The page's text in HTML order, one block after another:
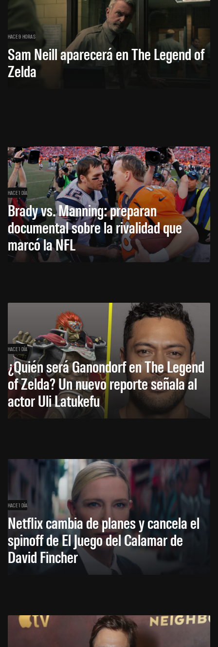
HACE 9 HORAS
Sam Neill aparecerá en The Legend of
Zelda
HACE 1 DÍA
Brady vs. Manning: preparan
documental sobre la rivalidad que
marcó la NFL
HACE 1 DÍA
¿Quién será Ganondorf en The Legend
of Zelda? Un nuevo reporte señala al
actor Uli Latukefu
HACE 1 DÍA
Netflix cambia de planes y cancela el
spinoff de El Juego del Calamar de
David Fincher